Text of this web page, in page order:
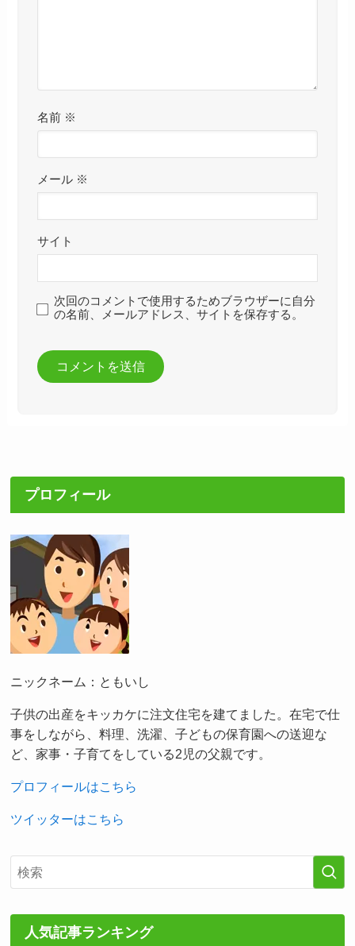
名前 ※
メール ※
サイト
次回のコメントで使用するためブラウザーに自分
の名前、メールアドレス、サイトを保存する。
プロフィール
ニックネーム：ともいし
子供の出産をキッカケに注文住宅を建てました。在宅で仕
事をしながら、料理、洗濯、子どもの保育園への送迎な
ど、家事・子育てをしている2児の父親です。
プロフィールはこちら
ツイッターはこちら
人気記事ランキング